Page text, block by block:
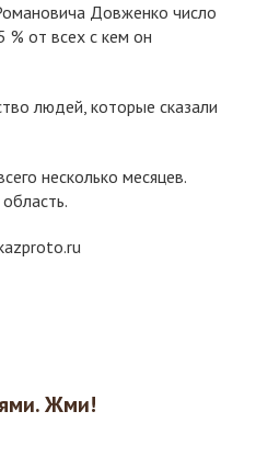
Довженко число
% от всех с кем он
людей, которые сказали
несколько месяцев.
Жми!